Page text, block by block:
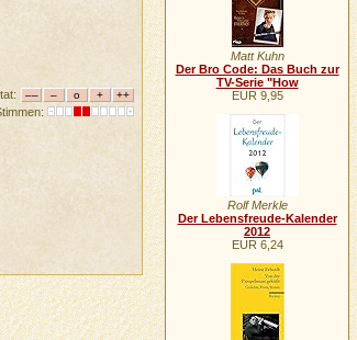
Matt Kuhn
Der Bro Code: Das Buch zur
TV-Serie "How
EUR 9,95
Rolf Merkle
Der Lebensfreude-Kalender
2012
EUR 6,24